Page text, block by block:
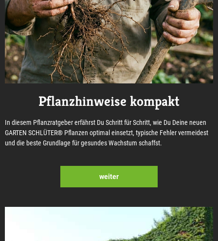
Pflanzhinweise kompakt
In diesem Pflanzratgeber erfährst Du Schritt für Schritt, wie Du Deine neuen
GARTEN SCHLÜTER® Pflanzen optimal einsetzt, typische Fehler vermeidest
und die beste Grundlage für gesundes Wachstum schaffst.
weiter